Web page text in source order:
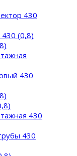
430
430 (0,8)
430
430
430